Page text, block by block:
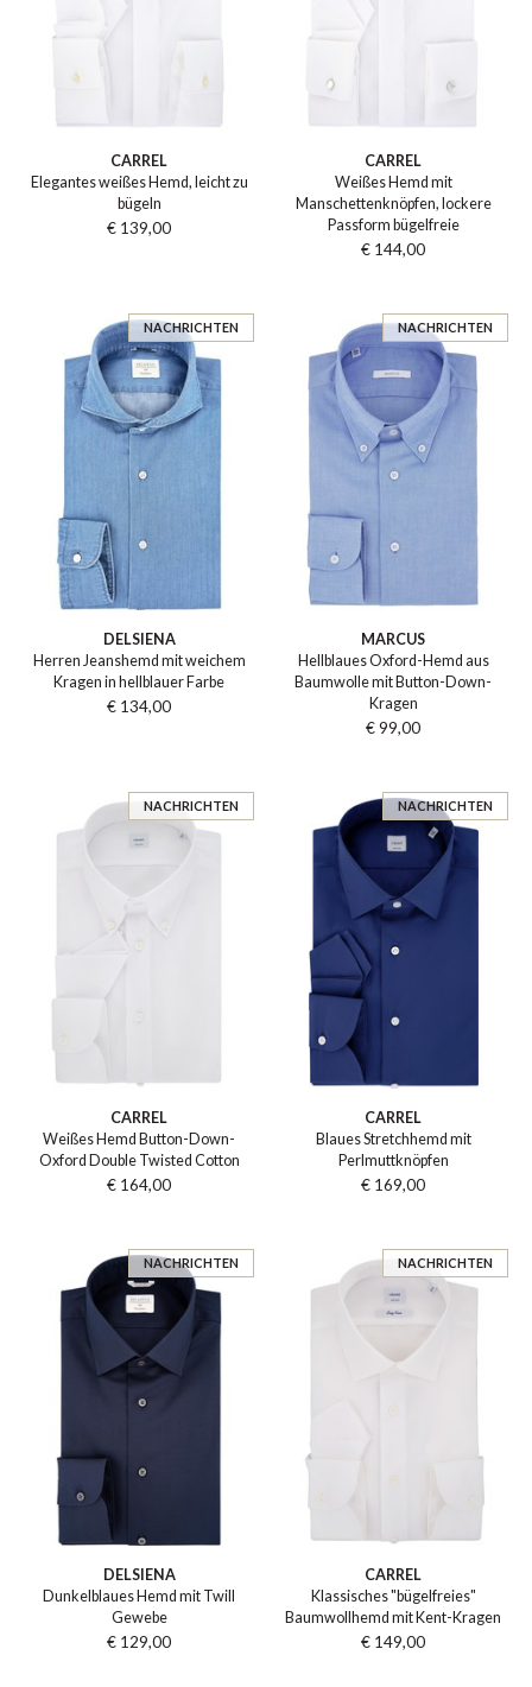
CARREL
Elegantes weißes Hemd, leicht zu
bügeln
€ 139,00
CARREL
Weißes Hemd mit
Manschettenknöpfen, lockere
Passform bügelfreie
€ 144,00
NACHRICHTEN
DELSIENA
Herren Jeanshemd mit weichem
Kragen in hellblauer Farbe
€ 134,00
NACHRICHTEN
MARCUS
Hellblaues Oxford-Hemd aus
Baumwolle mit Button-Down-
Kragen
€ 99,00
NACHRICHTEN
CARREL
Weißes Hemd Button-Down-
Oxford Double Twisted Cotton
€ 164,00
NACHRICHTEN
CARREL
Blaues Stretchhemd mit
Perlmuttknöpfen
€ 169,00
NACHRICHTEN
DELSIENA
Dunkelblaues Hemd mit Twill
Gewebe
€ 129,00
NACHRICHTEN
CARREL
Klassisches "bügelfreies"
Baumwollhemd mit Kent-Kragen
€ 149,00